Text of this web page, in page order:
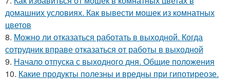
домашних условиях. Как вывести мошек из комнатных
цветов
8. Можно ли отказаться работать в выходной. Когда
сотрудник вправе отказаться от работы в выходной
9. Начало отпуска с выходного дня. Общие положения
10. Какие продукты полезны и вредны при гипотиреозе.